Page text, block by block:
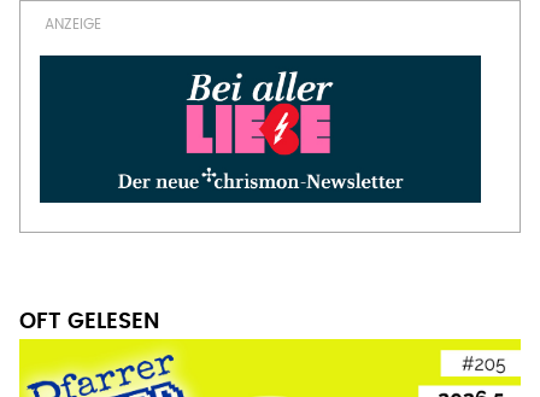
OFT GELESEN